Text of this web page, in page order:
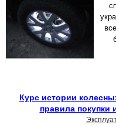
Курс истории
правила покупки